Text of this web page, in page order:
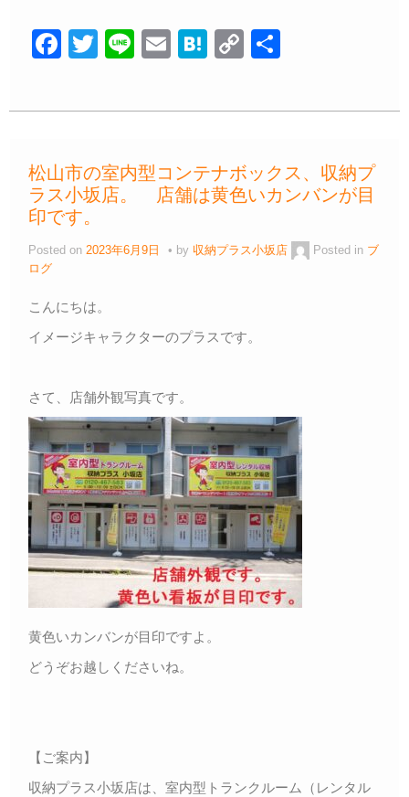
F
c
b
o
o
k
T
tt
Li
e
E
ail
H
e
a
C
p
Li
n
松山市の室内型コンテナボックス、収納プ
ラス小坂店。 店舗は黄色いカンバンが目
印です。
Posted on 2023年6月9日 by 収納プラス小坂店 Posted in ブ
ログ
こんにちは。
イメージキャラクターのプラスです。
さて、店舗外観写真です。
黄色いカンバンが目印ですよ。
どうぞお越しくださいね。
【ご案内】
収納プラス小坂店は、室内型トランクルーム（レンタル